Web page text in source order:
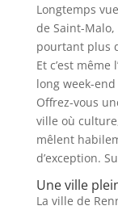
Longtemps
de Saint-
pourtant plus
Et c’est
long week-
Offrez-vous
ville où
mêlent
d’exception.
Une ville
La ville de